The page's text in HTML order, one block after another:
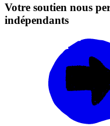
Votre soutien nous
indépendants